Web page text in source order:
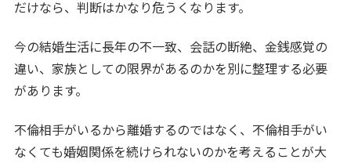
だけなら、判断はかなり危うくなります。
今の結婚生活に長年の不一致、会話の断絶、金銭感覚の
違い、家族としての限界があるのかを別に整理する必要
があります。
不倫相手がいるから離婚するのではなく、不倫相手がい
なくても婚姻関係を続けられないのかを考えることが大